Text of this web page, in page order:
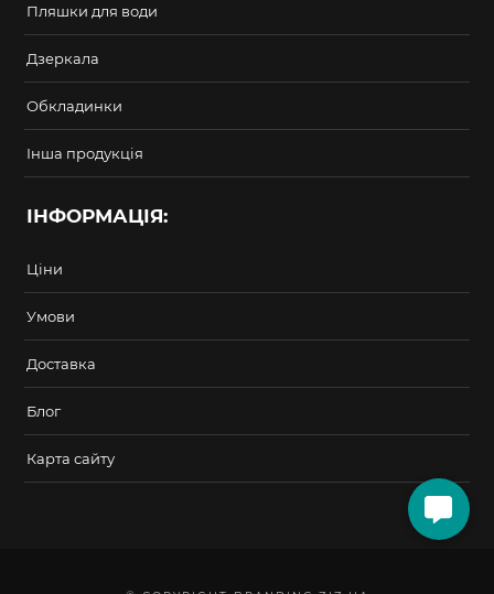
Пляшки для води
Дзеркала
Обкладинки
Інша продукція
ІНФОРМАЦІЯ:
Ціни
Умови
Доставка
Блог
Карта сайту